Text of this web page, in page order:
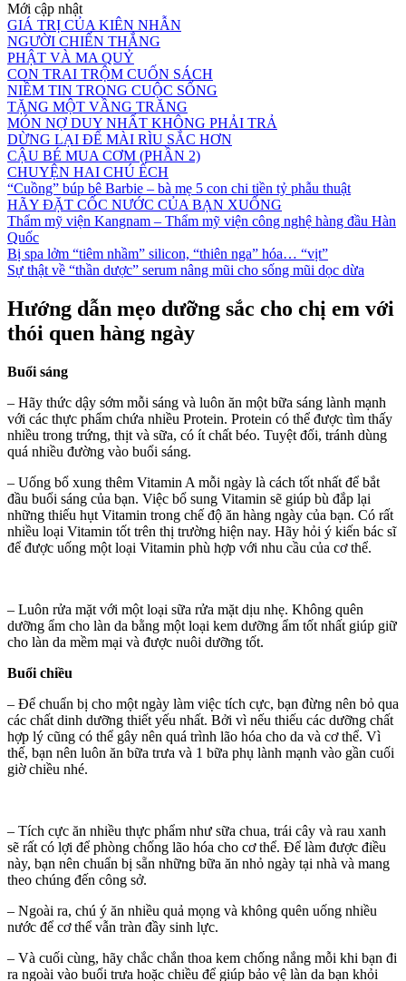
Mới cập nhật
GIÁ TRỊ CỦA KIÊN NHẪN
NGƯỜI CHIẾN THẮNG
PHẬT VÀ MA QUỶ
CON TRAI TRỘM CUỐN SÁCH
NIỀM TIN TRONG CUỘC SỐNG
TẶNG MỘT VẦNG TRĂNG
MÓN NỢ DUY NHẤT KHÔNG PHẢI TRẢ
DỪNG LẠI ĐỂ MÀI RÌU SẮC HƠN
CẬU BÉ MUA CƠM (PHẦN 2)
CHUYỆN HAI CHÚ ẾCH
“Cuồng” búp bê Barbie – bà mẹ 5 con chi tiền tỷ phẫu thuật
HÃY ĐẶT CỐC NƯỚC CỦA BẠN XUỐNG
Thẩm mỹ viện Kangnam – Thẩm mỹ viện công nghệ hàng đầu Hàn
Quốc
Bị spa lởm “tiêm nhầm” silicon, “thiên nga” hóa… “vịt”
Sự thật về “thần dược” serum nâng mũi cho sống mũi dọc dừa
Hướng dẫn mẹo dưỡng sắc cho chị em với
thói quen hàng ngày
Buổi sáng
– Hãy thức dậy sớm mỗi sáng và luôn ăn một bữa sáng lành mạnh
với các thực phẩm chứa nhiều Protein. Protein có thể được tìm thấy
nhiều trong trứng, thịt và sữa, có ít chất béo. Tuyệt đối, tránh dùng
quá nhiều đường vào buổi sáng.
– Uống bổ xung thêm Vitamin A mỗi ngày là cách tốt nhất để bắt
đầu buổi sáng của bạn. Việc bổ sung Vitamin sẽ giúp bù đắp lại
những thiếu hụt Vitamin trong chế độ ăn hàng ngày của bạn. Có rất
nhiều loại Vitamin tốt trên thị trường hiện nay. Hãy hỏi ý kiến bác sĩ
để được uống một loại Vitamin phù hợp với nhu cầu của cơ thể.
– Luôn rửa mặt với một loại sữa rửa mặt dịu nhẹ. Không quên
dưỡng ẩm cho làn da bằng một loại kem dưỡng ẩm tốt nhất giúp giữ
cho làn da mềm mại và được nuôi dưỡng tốt.
Buổi chiều
– Để chuẩn bị cho một ngày làm việc tích cực, bạn đừng nên bỏ qua
các chất dinh dưỡng thiết yếu nhất. Bởi vì nếu thiếu các dưỡng chất
hợp lý cũng có thể gây nên quá trình lão hóa cho da và cơ thể. Vì
thế, bạn nên luôn ăn bữa trưa và 1 bữa phụ lành mạnh vào gần cuối
giờ chiều nhé.
– Tích cực ăn nhiều thực phẩm như sữa chua, trái cây và rau xanh
sẽ rất có lợi để phòng chống lão hóa cho cơ thể. Để làm được điều
này, bạn nên chuẩn bị sẵn những bữa ăn nhỏ ngày tại nhà và mang
theo chúng đến công sở.
– Ngoài ra, chú ý ăn nhiều quả mọng và không quên uống nhiều
nước để cơ thể vẫn tràn đầy sinh lực.
– Và cuối cùng, hãy chắc chắn thoa kem chống nắng mỗi khi bạn đi
ra ngoài vào buổi trưa hoặc chiều để giúp bảo vệ làn da bạn khỏi